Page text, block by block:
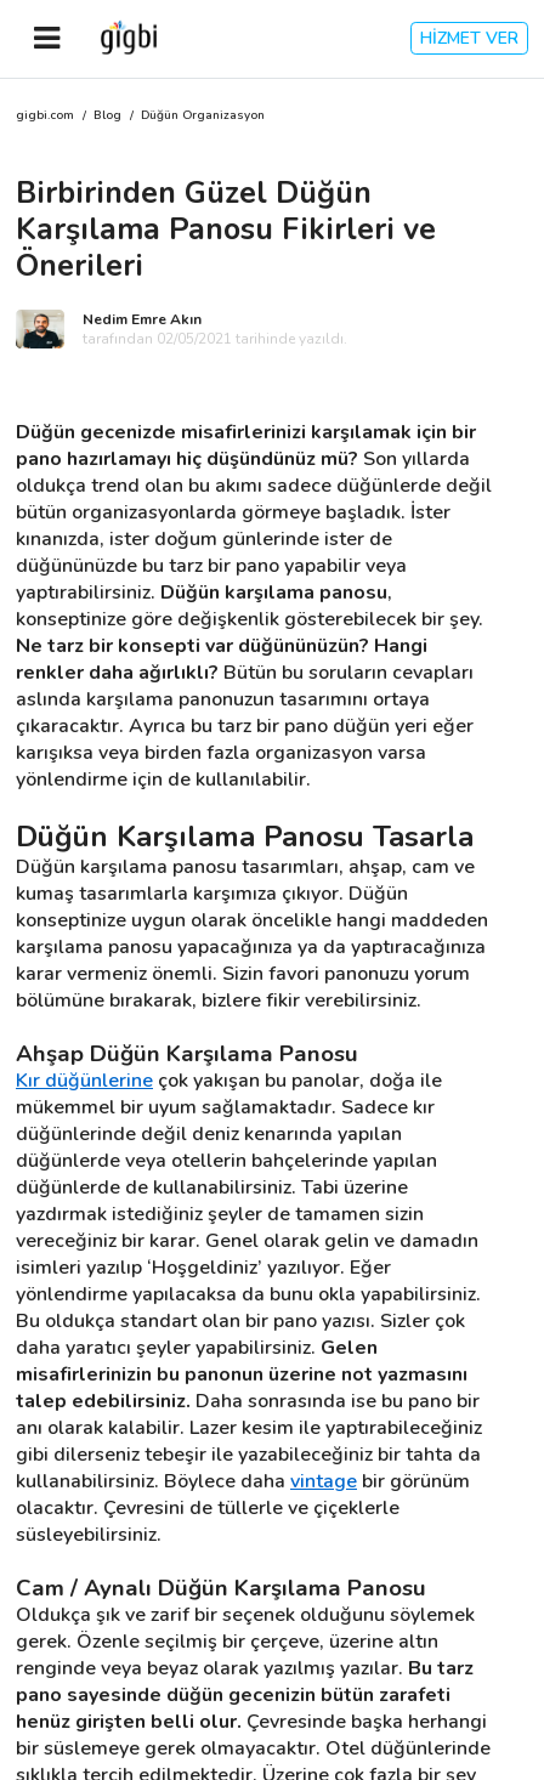
HİZMET VER
Anasayfa
Giriş Yap
Kayıt Ol
Kategoriler
🧐 Nasıl Çalışır?
🌟 Müşteri Değerlendirmeleri
Destek
İletişim
Kariyer
Blog
gigbi.com / Blog / Düğün Organizasyon
Birbirinden Güzel Düğün
Karşılama Panosu Fikirleri ve
Önerileri
Nedim Emre Akın
tarafından 02/05/2021 tarihinde yazıldı.
Düğün gecenizde misafirlerinizi karşılamak için bir
pano hazırlamayı hiç düşündünüz mü? Son yıllarda
oldukça trend olan bu akımı sadece düğünlerde değil
bütün organizasyonlarda görmeye başladık. İster
kınanızda, ister doğum günlerinde ister de
düğününüzde bu tarz bir pano yapabilir veya
yaptırabilirsiniz. Düğün karşılama panosu,
Ne tarz bir konsepti var düğününüzün? Hangi
renkler daha ağırlıklı? Bütün bu soruların cevapları
aslında karşılama panonuzun tasarımını ortaya
çıkaracaktır. Ayrıca bu tarz bir pano düğün yeri eğer
karışıksa veya birden fazla organizasyon varsa
yönlendirme için de kullanılabilir.
Düğün Karşılama Panosu Tasarla
Düğün karşılama panosu tasarımları, ahşap, cam ve
kumaş tasarımlarla karşımıza çıkıyor. Düğün
konseptinize uygun olarak öncelikle hangi maddeden
karşılama panosu yapacağınıza ya da yaptıracağınıza
karar vermeniz önemli. Sizin favori panonuzu yorum
bölümüne bırakarak, bizlere fikir verebilirsiniz.
Ahşap Düğün Karşılama Panosu
Kır düğünlerine çok yakışan bu panolar, doğa ile
mükemmel bir uyum sağlamaktadır. Sadece kır
düğünlerinde değil deniz kenarında yapılan
düğünlerde veya otellerin bahçelerinde yapılan
düğünlerde de kullanabilirsiniz. Tabi üzerine
yazdırmak istediğiniz şeyler de tamamen sizin
vereceğiniz bir karar. Genel olarak gelin ve damadın
isimleri yazılıp ‘Hoşgeldiniz’ yazılıyor. Eğer
yönlendirme yapılacaksa da bunu okla yapabilirsiniz.
Bu oldukça standart olan bir pano yazısı. Sizler çok
daha yaratıcı şeyler yapabilirsiniz. Gelen
misafirlerinizin bu panonun üzerine not yazmasını
talep edebilirsiniz. Daha sonrasında ise bu pano bir
anı olarak kalabilir. Lazer kesim ile yaptırabileceğiniz
gibi dilerseniz tebeşir ile yazabileceğiniz bir tahta da
kullanabilirsiniz. Böylece daha vintage bir görünüm
olacaktır. Çevresini de tüllerle ve çiçeklerle
süsleyebilirsiniz.
Cam / Aynalı Düğün Karşılama Panosu
Oldukça şık ve zarif bir seçenek olduğunu söylemek
gerek. Özenle seçilmiş bir çerçeve, üzerine altın
renginde veya beyaz olarak yazılmış yazılar. Bu tarz
pano sayesinde düğün gecenizin bütün zarafeti
henüz girişten belli olur. Çevresinde başka herhangi
bir süslemeye gerek olmayacaktır. Otel düğünlerinde
sıklıkla tercih edilmektedir. Üzerine çok fazla bir şey